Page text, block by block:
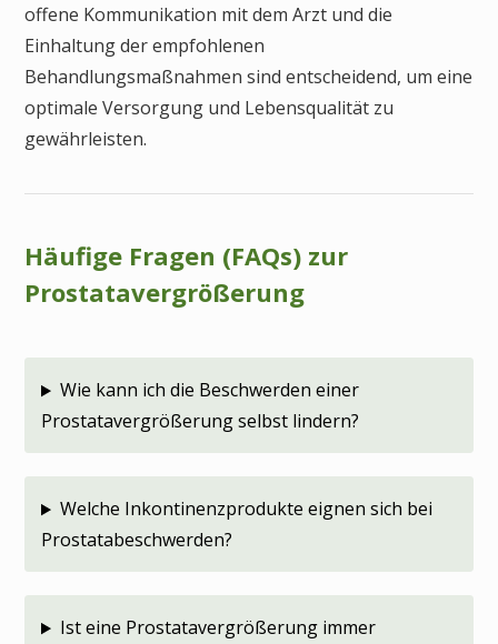
offene Kommunikation mit dem Arzt und die
Einhaltung der empfohlenen
Behandlungsmaßnahmen sind entscheidend, um eine
optimale Versorgung und Lebensqualität zu
gewährleisten.
Häufige Fragen (FAQs) zur
Prostatavergrößerung
Wie kann ich die Beschwerden einer
Prostatavergrößerung selbst lindern?
Welche Inkontinenzprodukte eignen sich bei
Prostatabeschwerden?
Ist eine Prostatavergrößerung immer